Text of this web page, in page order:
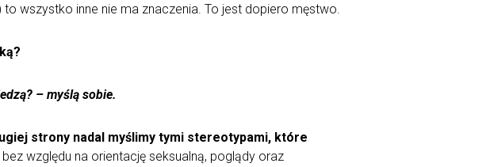
wszystko inne nie ma znaczenia. To jest dopiero męstwo.
– myślą sobie.
strony nadal myślimy tymi stereotypami, które
względu na orientację seksualną, poglądy oraz